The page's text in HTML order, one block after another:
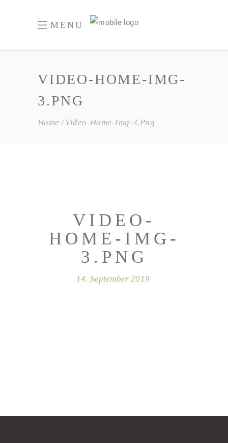
MENU
VIDEO-HOME-IMG-
3.PNG
Home Video-Home-Img-3.png
VIDEO-
HOME-IMG-
3.PNG
14. September 2019